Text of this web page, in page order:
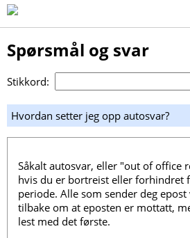
Spørsmål og svar
Stikkord:
Hvordan setter jeg opp autosvar?
Såkalt autosvar, eller "out of office
hvis du er bortreist eller forhindret
periode. Alle som sender deg
tilbake om at eposten er mottatt,
lest med det første.